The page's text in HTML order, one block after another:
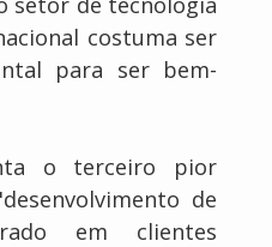
costuma ser
para ser bem-
o terceiro pior
de
em clientes